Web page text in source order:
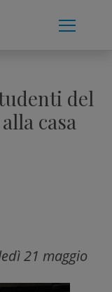
del
casa
21 maggio